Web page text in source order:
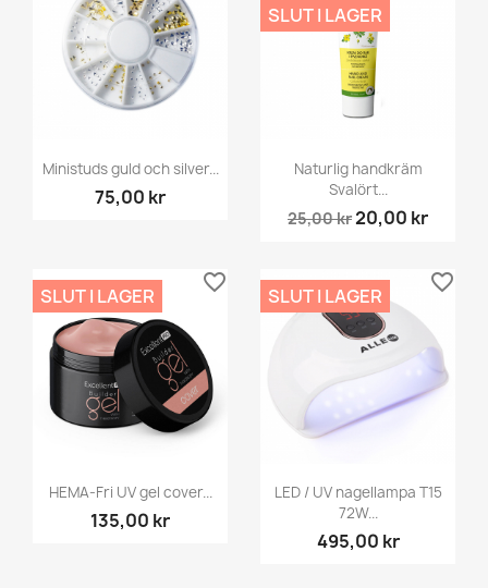
Ministuds guld och silver...
75,00 kr
Naturlig handkräm
Svalört...
25,00 kr20,00 kr
SLUT I LAGER
HEMA-Fri UV gel cover...
135,00 kr
SLUT I LAGER
favorite_border
LED / UV nagellampa T15
72W...
495,00 kr
SLUT I LAGER
favorite_border